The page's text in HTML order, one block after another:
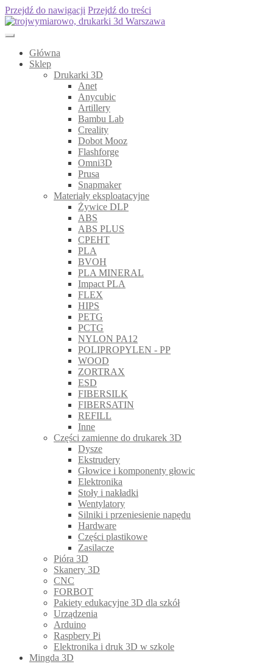
Przejdź do nawigacji Przejdź do treści
Główna
Sklep
Drukarki 3D
Anet
Anycubic
Artillery
Bambu Lab
Creality
Dobot Mooz
Flashforge
Omni3D
Prusa
Snapmaker
Materiały eksploatacyjne
Żywice DLP
ABS
ABS PLUS
CPEHT
PLA
BVOH
PLA MINERAL
Impact PLA
FLEX
HIPS
PETG
PCTG
NYLON PA12
POLIPROPYLEN - PP
WOOD
ZORTRAX
ESD
FIBERSILK
FIBERSATIN
REFILL
Inne
Części zamienne do drukarek 3D
Dysze
Ekstrudery
Głowice i komponenty głowic
Elektronika
Stoły i nakładki
Wentylatory
Silniki i przeniesienie napędu
Hardware
Części plastikowe
Zasilacze
Pióra 3D
Skanery 3D
CNC
FORBOT
Pakiety edukacyjne 3D dla szkół
Urządzenia
Arduino
Raspbery Pi
Elektronika i druk 3D w szkole
Mingda 3D